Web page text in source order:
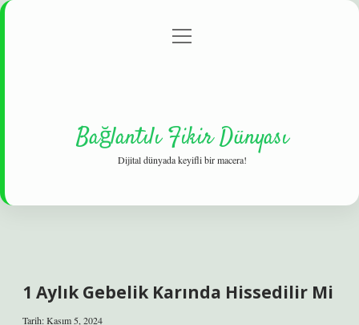
Gizlilik Politikası
menüyü
Bağlantılı Fikir Dünyası
Dijital dünyada keyifli bir macera!
1 Aylık Gebelik Karında Hissedilir Mi
Tarih: Kasım 5, 2024